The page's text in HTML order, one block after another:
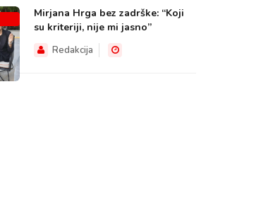
Mirjana Hrga bez zadrške: “Koji
su kriteriji, nije mi jasno”
Redakcija